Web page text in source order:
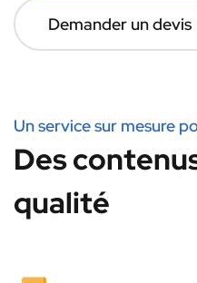
Demander un devis
Un service sur mesure
Des
qualité